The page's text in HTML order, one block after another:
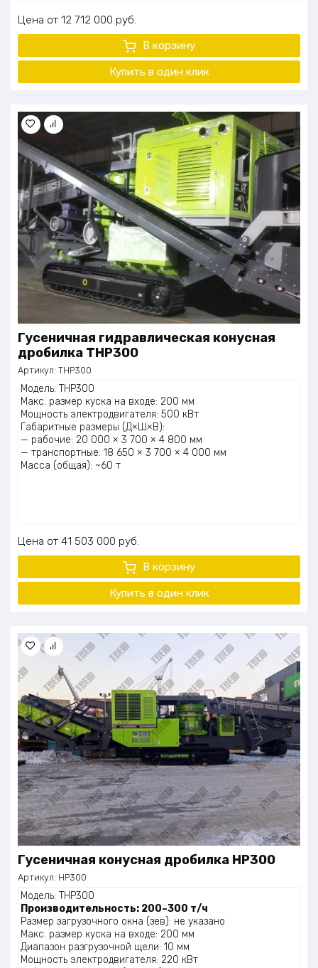
Цена 12 712 000 руб.
В корзину
Купить в один клик
Гусеничная гидравлическая конусная
дробилка THP300
Артикул: THP300
Модель: THP300
Макс. размер куска на входе: 200 мм
Мощность электродвигателя: 500 кВт
Габаритные размеры (Д×Ш×В):
— рабочие: 20 000 × 3 700 × 4 800 мм
— транспортные: 18 650 × 3 700 × 4 000 мм
Масса (общая): ~60 т
Цена 41 503 000 руб.
В корзину
Купить в один клик
Гусеничная конусная дробилка НР300
Артикул: НР300
Модель: THP300
Производительность: 200–300 т/ч
Размер загрузочного окна (зев): не указано
Макс. размер куска на входе: 200 мм
Диапазон разгрузочной щели: 10 мм
Мощность электродвигателя: 220 кВт